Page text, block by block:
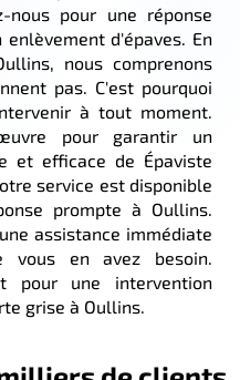
pour une réponse
d'épaves. En
nous comprenons
pas. C'est pourquoi
à tout moment.
pour garantir un
et efficace de Épaviste
service est disponible
prompte à Oullins.
assistance immédiate
vous en avez besoin.
pour une intervention
grise à Oullins.